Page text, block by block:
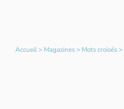
Accueil> Magazines> Mots croisés>